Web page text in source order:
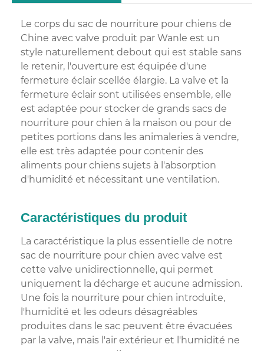
Le corps du sac de nourriture pour chiens de
Chine avec valve produit par Wanle est un
style naturellement debout qui est stable sans
le retenir, l'ouverture est équipée d'une
fermeture éclair scellée élargie. La valve et la
fermeture éclair sont utilisées ensemble, elle
est adaptée pour stocker de grands sacs de
nourriture pour chien à la maison ou pour de
petites portions dans les animaleries à vendre,
elle est très adaptée pour contenir des
aliments pour chiens sujets à l'absorption
d'humidité et nécessitant une ventilation.
Caractéristiques du produit
La caractéristique la plus essentielle de notre
sac de nourriture pour chien avec valve est
cette valve unidirectionnelle, qui permet
uniquement la décharge et aucune admission.
Une fois la nourriture pour chien introduite,
l'humidité et les odeurs désagréables
produites dans le sac peuvent être évacuées
par la valve, mais l'air extérieur et l'humidité ne